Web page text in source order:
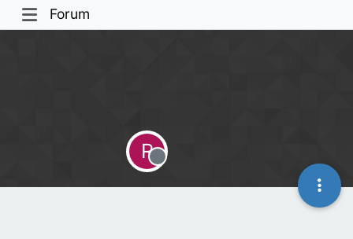
Forum
R
Offline